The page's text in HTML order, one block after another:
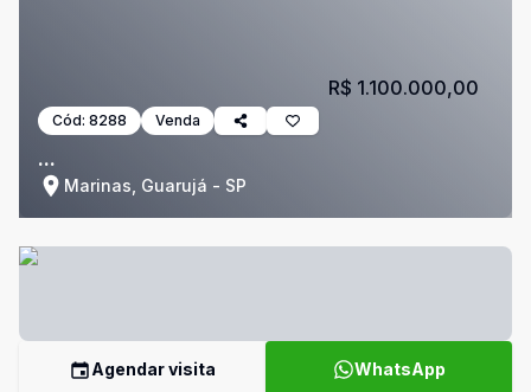
Cód: 8288 Venda
...
Marinas, Guarujá - SP
R$ 1.100.000,00
Agendar visita WhatsApp